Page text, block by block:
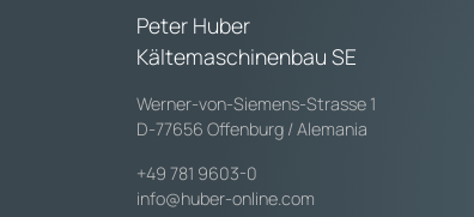
Peter Huber
Kältemaschinenbau SE
Werner-von-Siemens-Strasse 1
D-77656 Offenburg / Alemania
+49 781 9603-0
info@huber-online.com